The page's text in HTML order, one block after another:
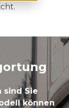
sind Sie
können